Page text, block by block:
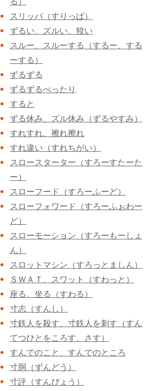
る）
スリッパ（すりっぱ）
ずるい、ズルい、狡い
スルー、スルーする（するー、する
ーする）
ずるずる
ずるずるべったり
すると
ずる休み、ズル休み（ずるやすみ）
すれすれ、擦れ擦れ
すれ違い（すれちがい）
スロースターター（すろーすたーた
ー）
スローフード（すろーふーど）
スローフォワード（すろーふぉわー
ど）
スローモーション（すろーもーしょ
ん）
スロットマシン（すろっとましん）
ＳＷＡＴ、スワット（すわっと）
座る、坐る（すわる）
寸志（すんし）
寸鉄人を殺す、寸鉄人を刺す（すん
てつひとをころす、さす）
すんでのこと、すんでのところ
寸胴（ずんどう）
寸評（すんぴょう）